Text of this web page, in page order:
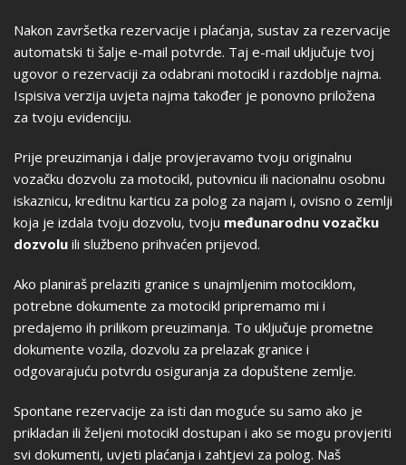
Nakon završetka rezervacije i plaćanja, sustav za rezervacije
automatski ti šalje e-mail potvrde. Taj e-mail uključuje tvoj
ugovor o rezervaciji za odabrani motocikl i razdoblje najma.
Ispisiva verzija uvjeta najma također je ponovno priložena
za tvoju evidenciju.
Prije preuzimanja i dalje provjeravamo tvoju originalnu
vozačku dozvolu za motocikl, putovnicu ili nacionalnu osobnu
iskaznicu, kreditnu karticu za polog za najam i, ovisno o zemlji
koja je izdala tvoju dozvolu, tvoju međunarodnu vozačku
dozvolu ili službeno prihvaćen prijevod.
Ako planiraš prelaziti granice s unajmljenim motociklom,
potrebne dokumente za motocikl pripremamo mi i
predajemo ih prilikom preuzimanja. To uključuje prometne
dokumente vozila, dozvolu za prelazak granice i
odgovarajuću potvrdu osiguranja za dopuštene zemlje.
Spontane rezervacije za isti dan moguće su samo ako je
prikladan ili željeni motocikl dostupan i ako se mogu provjeriti
svi dokumenti, uvjeti plaćanja i zahtjevi za polog. Naš